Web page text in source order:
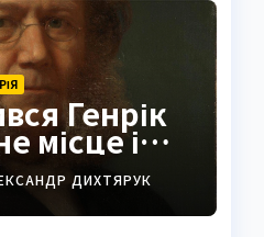
Генрік
місце і
ДИХТЯРУК